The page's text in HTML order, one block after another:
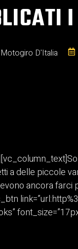
Motogiro D'Italia
a delle piccole
ancora farci